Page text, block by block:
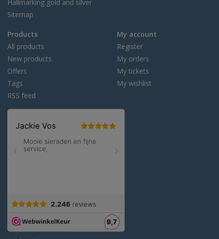
Hallmarking gold and silver
Sitemap
Products
All products
New products
Offers
Tags
RSS feed
My account
Register
My orders
My tickets
My wishlist